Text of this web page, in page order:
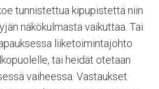
tunnistettua kipupistettä niin
näkökulmasta vaikuttaa. Tai
liiketoimintajohto
tai heidät otetaan
vaiheessa. Vastaukset